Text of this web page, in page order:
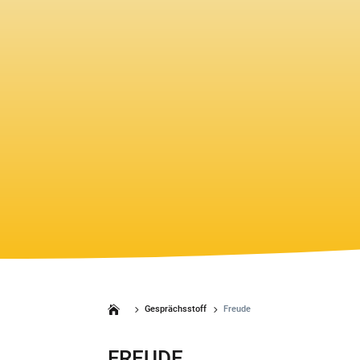
5 Gesprächsstoff 5 Freude